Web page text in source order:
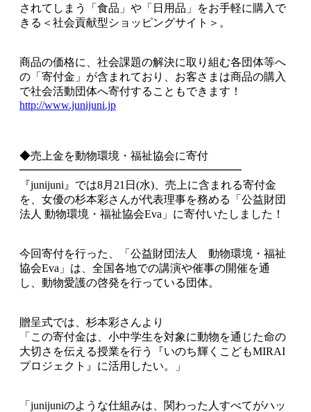
されてしまう「食品」や「日用品」をお手軽に購入で
きる＜社会貢献型ショッピングサイト＞。
商品の価格に、社会課題の解決に取り組む各団体等へ
の「寄付金」が含まれており、お客さまは商品の購入
で社会活動団体へ寄付することもできます！
http://www.junijuni.jp
◆売上金を動物環境・福祉協会に寄付
━━━━━━━━━━━━━━━━━━━━
『junijuni』では8月21日(水)、売上に含まれる寄付金
を、女優の杉本彩さんが代表理事を務める「公益財団
法人 動物環境・福祉協会Eva」に寄付いたしました！
今回寄付を行った、「公益財団法人 動物環境・福祉
協会Eva」は、全国各地での講演や催事の開催を通
し、動物愛護の啓発を行っている団体。
贈呈式では、杉本彩さんより
「この寄付金は、小中学生を対象に動物を通じた命の
大切さを伝える授業を行う『いのち輝くこどもMIRAI
プロジェクト』に活用したい。」
「junijuniのような仕組みは、関わった人すべてがハッ